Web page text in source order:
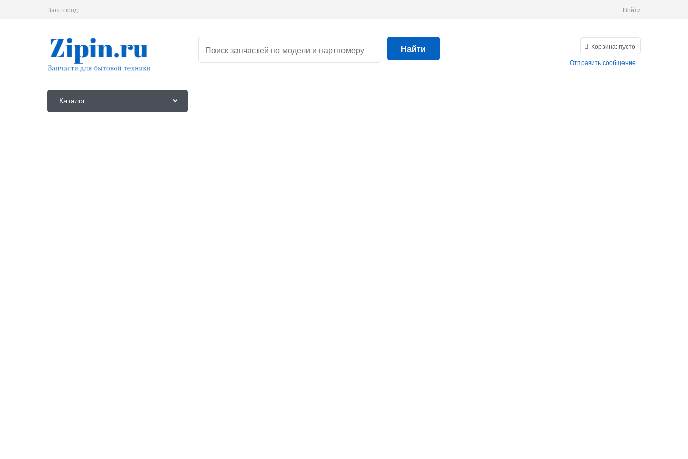
Ваш город: Войти
Найти Корзина:пусто
Отправить сообщение
Каталог